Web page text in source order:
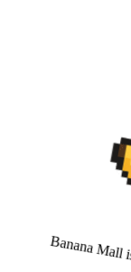
Banana Mall